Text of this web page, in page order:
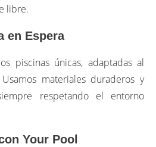
libre.
en Espera
piscinas únicas, adaptadas al
materiales duraderos y
respetando el entorno
Your Pool